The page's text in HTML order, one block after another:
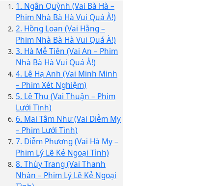
1. Ngân Quỳnh (Vai Bà Hà –
Phim Nhà Bà Hà Vui Quá À!)
2. Hồng Loan (Vai Hằng –
Phim Nhà Bà Hà Vui Quá À!)
3. Hà Mễ Tiên (Vai An – Phim
Nhà Bà Hà Vui Quá À!)
4. Lê Hạ Anh (Vai Minh Minh
– Phim Xét Nghiệm)
5. Lê Thu (Vai Thuận – Phim
Lưới Tình)
6. Mai Tâm Như (Vai Diễm My
– Phim Lưới Tình)
7. Diễm Phương (Vai Hà My –
Phim Lý Lẽ Kẻ Ngoại Tình)
8. Thùy Trang (Vai Thanh
Nhàn – Phim Lý Lẽ Kẻ Ngoại